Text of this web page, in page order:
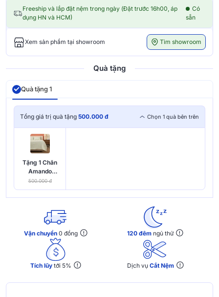
Freeship và lắp đặt nệm trong ngày (Đặt trước 16h00, áp
dụng HN và HCM)
Có
sẵn
Xem sản phẩm tại showroom Tìm showroom
Quà tặng
Quà tặng 1
Tổng giá trị quà tặng 500.000 đ Chọn 1 quà bên trên
Tặng 1 Chăn
Amando
Essential Daily
500.000 đ
Vận chuyển 0 đồng 120 đêm ngủ thử
Tích lũy tới 5% Dịch vụ Cắt Nệm